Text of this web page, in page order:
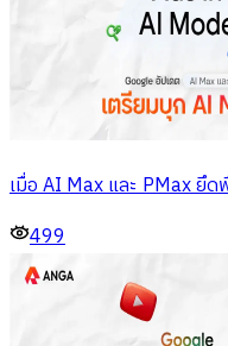
เมื่อ AI Max และ PMax ยึ
499